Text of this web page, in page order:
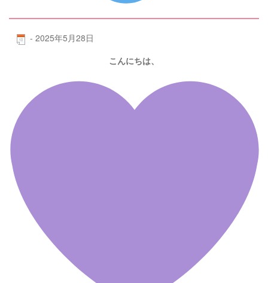
- 2025年5月28日
こんにちは、